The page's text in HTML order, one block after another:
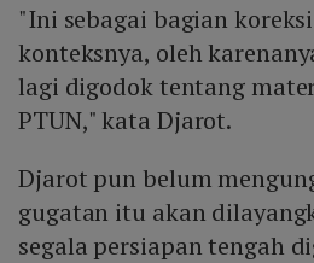
"Ini sebagai bagian
konteksnya, oleh
lagi digodok tentang
PTUN," kata Djarot.
Djarot pun belum
gugatan itu akan
segala persiapan tengah